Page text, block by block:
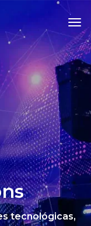
tecnológicas,